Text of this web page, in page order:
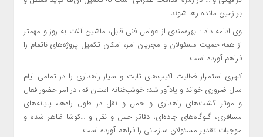
بر زمین مانده رها شوند.
وی ادامه داد : بهره‌مندی از عوامل فنی قابل، ماشین آلات به روز و مهمتر
از همه حمیت مسئولان و مجریان امر، امکان تکمیل پروژه‌های ناتمام را
فراهم آورده است.
کلهری استمرار فعالیت اکیپ‌های ثابت و سیار راهداری را در تمامی ایام
سال ضروری خواند و یادآور شد: خوشبختانه استان قم، در امر حضور فعال
و موثر گشت‌های راهداری و حمل و نقل در طول راه‌ها، پایانه‌های
مسافری، گلوگاه‌های جاده‌ای، دفاتر حمل و نقل و …کوشا ظاهر شده و
موجبات تقدیر مسئولان سازمانی را فراهم آورده است.